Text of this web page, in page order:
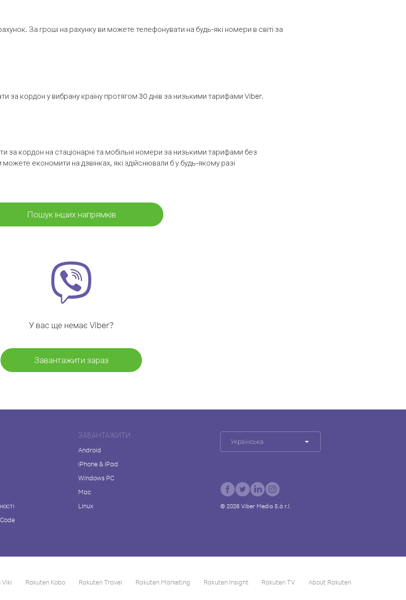
За гроші на рахунку ви можете телефонувати на будь-які номери в світі за
кордон у вибрану країну протягом 30 днів за низькими тарифами Viber.
за кордон на стаціонарні та мобільні номери за низькими тарифами без
економити на дзвінках, які здійснювали б у будь-якому разі
Пошук інших напрямків
У вас ще немає Viber?
Завантажити зараз
ЗАВАНТАЖИТИ
Android
iPhone & iPad
Windows PC
Mac
Linux
Українська
© 2026 Viber Media S.à r.l.
Viki Rakuten Kobo Rakuten Travel Rakuten Marketing Rakuten Insight Rakuten TV About Rakuten